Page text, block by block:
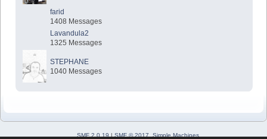
farid
1408 Messages
Lavandula2
1325 Messages
STEPHANE
1040 Messages
SMF 2.0.19 | SMF © 2017 Simple Machines